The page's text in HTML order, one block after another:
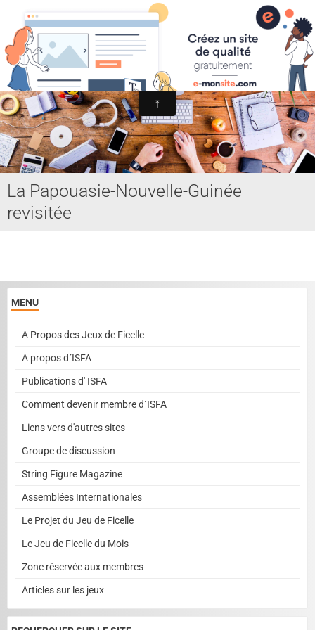
Association Internationale du Jeu de Ficelle
Page d'accueil
Derniers ajouts
La Papouasie-Nouvelle-Guinée
revisitée
MENU
A Propos des Jeux de Ficelle
A propos d´ISFA
Publications d' ISFA
Comment devenir membre d´ISFA
Liens vers d'autres sites
Groupe de discussion
String Figure Magazine
Assemblées Internationales
Le Projet du Jeu de Ficelle
Le Jeu de Ficelle du Mois
Zone réservée aux membres
Articles sur les jeux